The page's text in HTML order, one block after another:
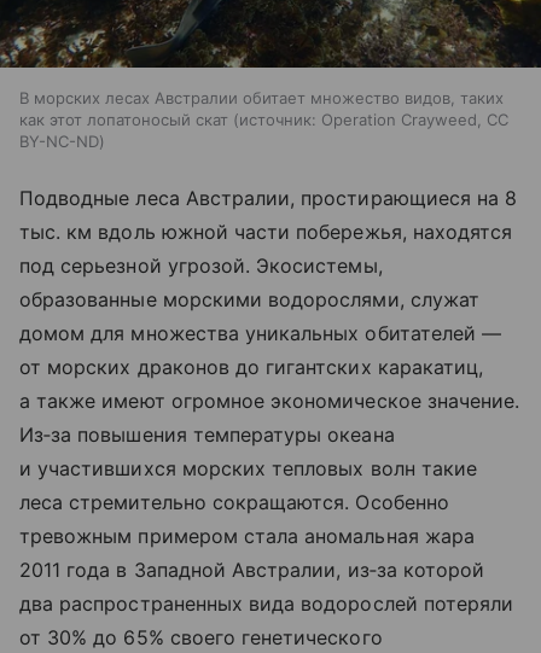
В морских лесах Австралии обитает множество видов, таких
как этот лопатоносый скат
источник: Operation Crayweed, CC
BY-NC-ND
Подводные леса Австралии, простирающиеся на 8
тыс. км вдоль южной части побережья, находятся
под серьезной угрозой. Экосистемы,
образованные морскими водорослями, служат
домом для множества уникальных обитателей —
от морских драконов до гигантских каракатиц,
а также имеют огромное экономическое значение.
Из‑за повышения температуры океана
и участившихся морских тепловых волн такие
леса стремительно сокращаются. Особенно
тревожным примером стала аномальная жара
2011 года в Западной Австралии, из‑за которой
два распространенных вида водорослей потеряли
от 30% до 65% своего генетического